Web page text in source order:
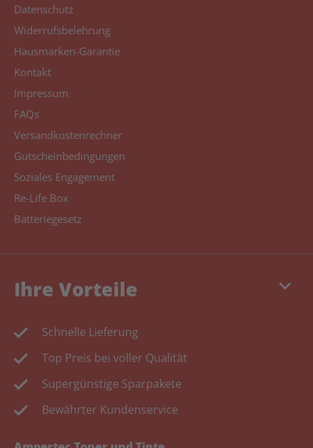
Datenschutz
Widerrufsbelehrung
Hausmarken-Garantie
Kontakt
Impressum
FAQs
Versandkostenrechner
Gutscheinbedingungen
Soziales Engagement
Re-Life Box
Batteriegesetz
keyboard_arrow_down
Ihre Vorteile
Schnelle Lieferung
Top Preis bei voller Qualität
Supergünstige Sparpakete
Bewährter Kundenservice